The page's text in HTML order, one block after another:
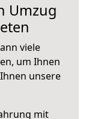
Umzug
viele
um Ihnen
unsere
mit